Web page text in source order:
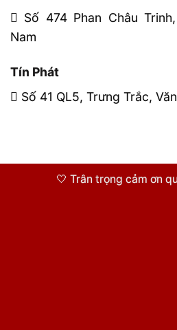
Số 474 Phan Châu
Nam
Tín Phát
Số 41 QL5, Trưng Trắc,
🤍 Trân trọng cảm ơn